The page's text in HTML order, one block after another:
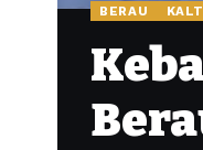
BERAU